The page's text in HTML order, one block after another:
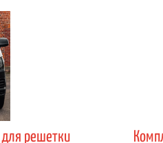
для решетки